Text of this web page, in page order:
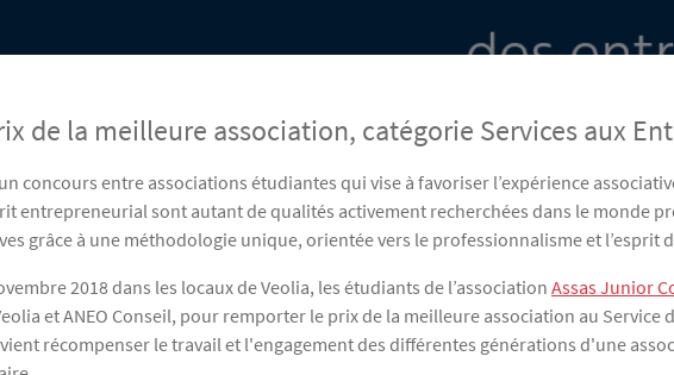
de la meilleure association, catégorie Services aux
concours entre associations étudiantes qui vise à favoriser l’expérience
entrepreneurial sont autant de qualités activement recherchées dans le monde
grâce à une méthodologie unique, orientée vers le professionnalisme et l’esprit
2018 dans les locaux de Veolia, les étudiants de l’association Assas Junior
et ANEO Conseil, pour remporter le prix de la meilleure association au Service
récompenser le travail et l'engagement des différentes générations d'une